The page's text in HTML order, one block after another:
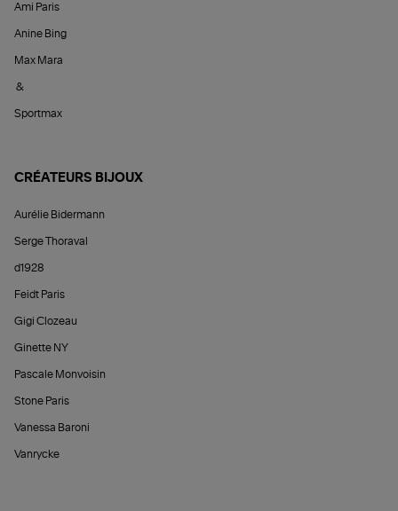
Ami Paris
Anine Bing
Max Mara
&
Sportmax
CRÉATEURS BIJOUX
Aurélie Bidermann
Serge Thoraval
d1928
Feidt Paris
Gigi Clozeau
Ginette NY
Pascale Monvoisin
Stone Paris
Vanessa Baroni
Vanrycke